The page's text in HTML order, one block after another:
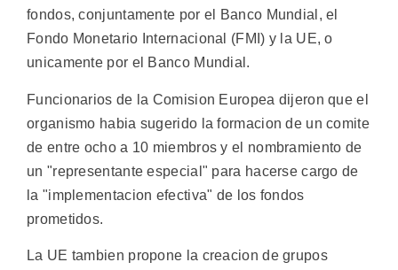
fondos, conjuntamente por el Banco Mundial, el
Fondo Monetario Internacional (FMI) y la UE, o
unicamente por el Banco Mundial.
Funcionarios de la Comision Europea dijeron que el
organismo habia sugerido la formacion de un comite
de entre ocho a 10 miembros y el nombramiento de
un "representante especial" para hacerse cargo de
la "implementacion efectiva" de los fondos
prometidos.
La UE tambien propone la creacion de grupos